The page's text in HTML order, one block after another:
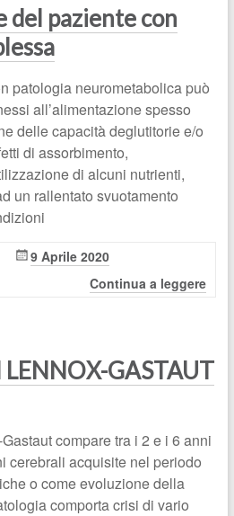
paziente con
patologia neurometabolica può
all’alimentazione spesso
delle capacità deglutitorie e/o
di assorbimento,
di alcuni nutrienti,
un rallentato svuotamento
9 Aprile 2020
Continua a leggere
GASTAUT
compare tra i 2 e i 6 anni
cerebrali acquisite nel periodo
o come evoluzione della
comporta crisi di vario